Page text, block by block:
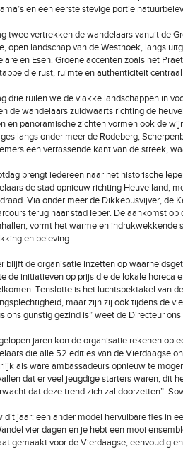
en een eerste stevige portie
twee vertrekken de wandelaars vanuit de
open landschap van de Westhoek, langs
en Esen. Groene accenten zoals het
die rust, ruimte en authenticiteit
drie ruilen we de vlakke landschappen in
de wandelaars zuidwaarts richting de
en panoramische zichten vormen ook de
langs onder meer de Rodeberg,
een verrassende kant van de streek,
brengt iedereen naar het historische
de stad opnieuw richting Heuvelland,
Via onder meer de Dikkebusvijver, de
terug naar stad Ieper. De aankomst
vormt het warme en indrukwekkende
en beleving.
blijft de organisatie inzetten op
de initiatieven op prijs die de lokale horeca
Tenslotte is het luchtspektakel van
maar zijn zij ook tijdens de
ons gunstig gezind is” weet de Directeur
jaren kon de organisatie rekenen op
die alle 52 edities van de Vierdaagse
als ware ambassadeurs opnieuw te
dat er veel jeugdige starters waren, dit
dat deze trend zich zal doorzetten”.
dit jaar: een ander model hervulbare fles in
vier dagen en je hebt een mooi
gemaakt voor de Vierdaagse, eenvoudig